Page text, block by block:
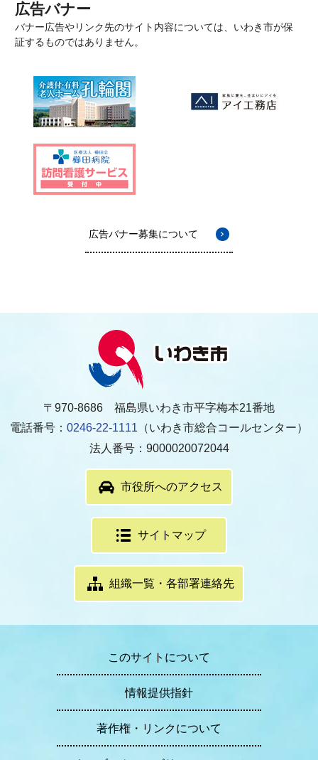
広告バナー
バナー広告やリンク先のサイト内容については、いわき市が保
証するものではありません。
広告バナー募集について
〒970-8686 福島県いわき市平字梅本21番地
電話番号： 0246-22-1111 （いわき市総合コールセンター）
法人番号：9000020072044
市役所へのアクセス
サイトマップ
組織一覧・各部署連絡先
このサイトについて
情報提供指針
著作権・リンクについて